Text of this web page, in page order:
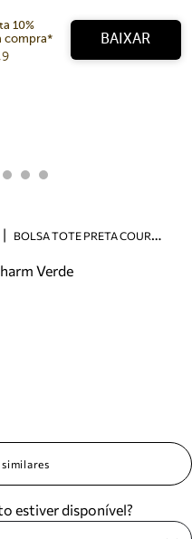
e mais.
solicite devoluções.
10%
compra*
BAIXAR
B
OLSA TOTE PRETA COURO GRANDE CHARM VERDE
Verde
estiver disponível?